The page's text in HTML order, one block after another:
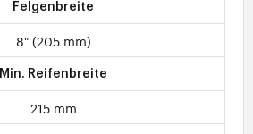
Felgenbreite
8" (205 mm)
Min. Reifenbreite
215 mm